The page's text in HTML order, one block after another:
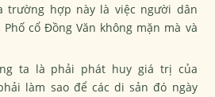
trường hợp này là việc người dân
cổ Đồng Văn không mặn mà và
ta là phải phát huy giá trị của
làm sao để các di sản đó ngày